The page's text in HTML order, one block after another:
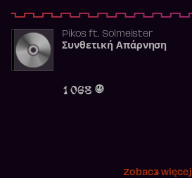
Pikosft. Solmeister
Συνθετική Απάρνηση
1 068
Zobacz więcej